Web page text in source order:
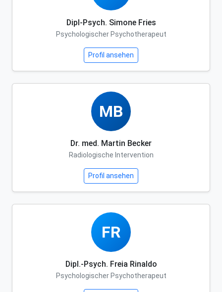
Dipl-Psych. Simone Fries
Psychologischer Psychotherapeut
Profil ansehen
MB
Dr. med. Martin Becker
Radiologische Intervention
Profil ansehen
FR
Dipl.-Psych. Freia Rinaldo
Psychologischer Psychotherapeut